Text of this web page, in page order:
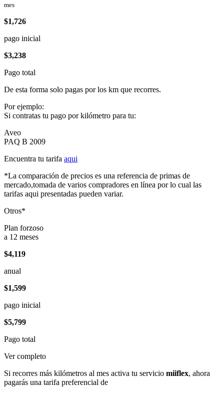
mes
$1,726
pago inicial
$3,238
Pago total
De esta forma solo pagas por los km que recorres.
Por ejemplo:
Si contratas tu pago por kilómetro para tu:
Aveo
PAQ B 2009
Encuentra tu tarifa aqui
*La comparación de precios es una referencia de primas de
mercado,tomada de varios compradores en línea por lo cual las
tarifas aqui presentadas pueden variar.
Otros*
Plan forzoso
a 12 meses
$4,119
anual
$1,599
pago inicial
$5,799
Pago total
Ver completo
Si recorres más kilómetros al mes activa tu servicio miiflex, ahora
pagarás una tarifa preferencial de